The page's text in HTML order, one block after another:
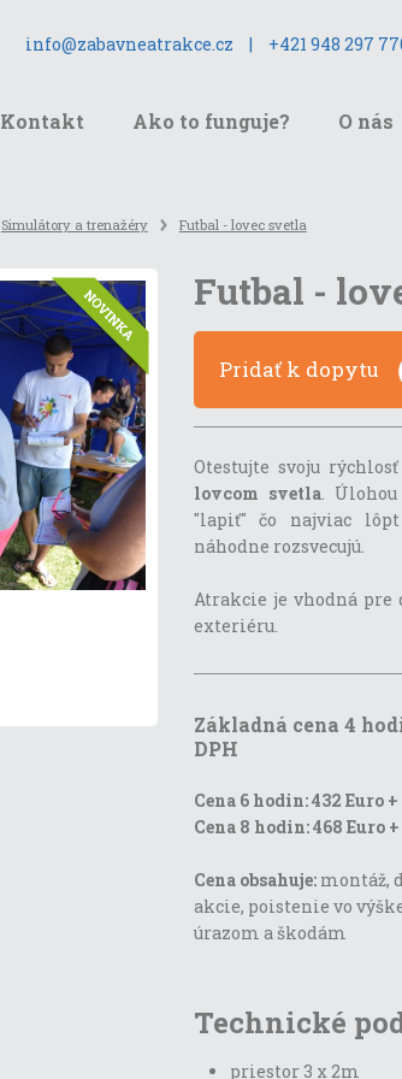
info@zabavneatrakce.cz | +421 948 297
Kontakt Ako to funguje? O nás
Simulátory a trenažéry Futbal - lovec svetla
Futbal -
Pridať k dopytu
Otestujte svoju
lovcom svetla.
"lapiť" čo najviac
náhodne rozsvecujú.
Atrakcie je vhodná
exteriéru.
Základná cena 4
DPH
Cena 6 hodin: 432 Euro +
Cena 8 hodin: 468 Euro
Cena obsahuje:montáž,
akcie, poistenie vo
úrazom a škodám
Technické
priestor 3 x 2m